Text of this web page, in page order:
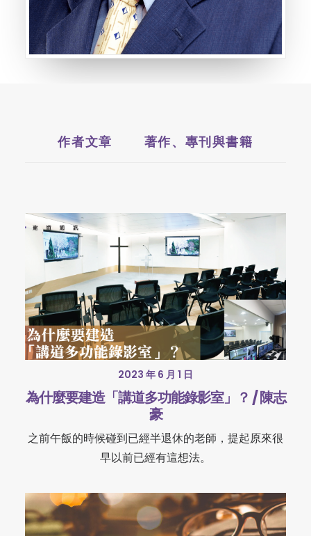
作者文章 著作、專刊與書籍
2023 年 6 月 1 日
為什麼要建造「講道多功能錄影室」？ / 陳志
豪
之前午飯的時候碰到已經半退休的老師，提起原來很
早以前已經有這想法。